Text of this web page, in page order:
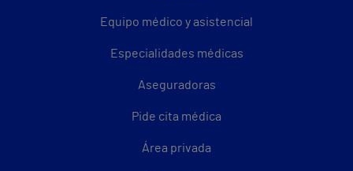
Equipo médico y asistencial
Especialidades médicas
Aseguradoras
Pide cita médica
Área privada